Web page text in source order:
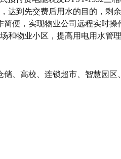
达到先交费后用水的目的，剩
便，实现物业公司远程实时操
和物业小区，提高用电用水管
、高校、连锁超市、智慧园区